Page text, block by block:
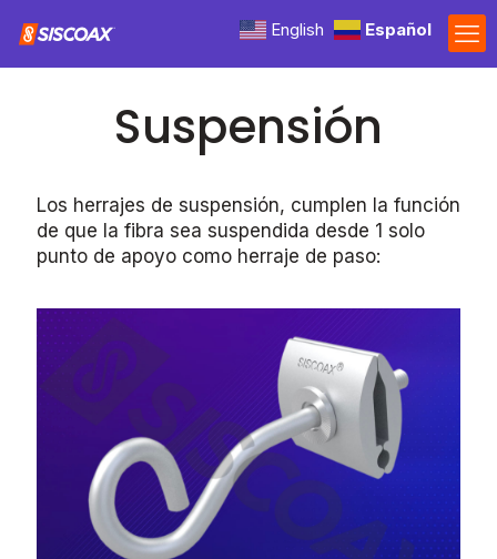
Suspensión
Los herrajes de suspensión, cumplen la función
de que la fibra sea suspendida desde 1 solo
punto de apoyo como herraje de paso:
English Español